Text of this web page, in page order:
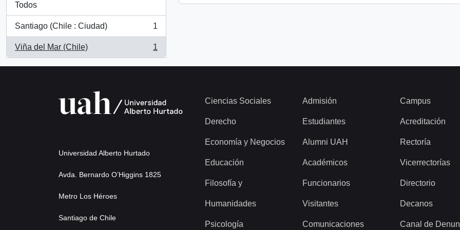
Todos
Santiago (Chile : Ciudad)
, 1 resultados
1
Viña del Mar (Chile)
, 1 resultados
1
Universidad Alberto Hurtado
Avda. Bernardo O’Higgins 1825
Metro Los Héroes
Santiago de Chile
Ciencias Sociales
Derecho
Economía y Negocios
Educación
Filosofía y
Humanidades
Psicología
Admisión
Estudiantes
Alumni UAH
Académicos
Funcionarios
Visitantes
Comunicaciones
Campus
Acreditación
Rectoría
Vicerrectorías
Directorio
Decanos
Canal de